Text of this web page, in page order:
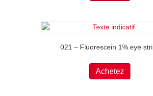
021 – Fluorescein 1% eye
Achetez